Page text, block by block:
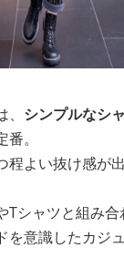
シンプルなシ
番。
よい抜け感が出
Tシャツと組み合
意識したカジ